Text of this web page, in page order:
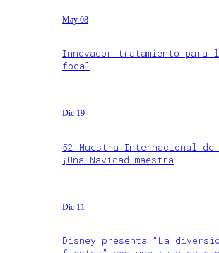
May 08
Innovador tratamiento para
focal
Dic 19
52 Muestra Internacional de
¡Una Navidad maestra
Dic 11
Disney presenta “La